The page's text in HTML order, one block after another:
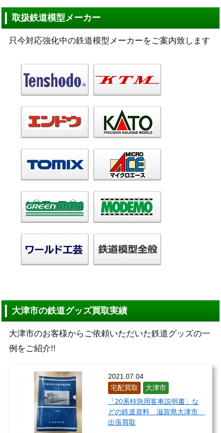
取扱鉄道模型メーカー
只今対応強化中の鉄道模型メーカーをご案内致します
大津市の鉄道グッズ買取実績
大津市のお客様からご依頼いただいた鉄道グッズの一
例をご紹介!!
2021.07.04
宅配買取
大津市
「20系特急用客車説明書」な
どの鉄道資料 滋賀県大津市
出張買取